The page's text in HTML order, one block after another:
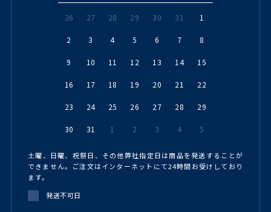
26 27 28 29 30 31 1
2 3 4 5 6 7 8
9 10 11 12 13 14 15
16 17 18 19 20 21 22
23 24 25 26 27 28 29
30 31 1 2 3 4 5
土曜、日曜、祝祭日、その他弊社指定日は商品を発送することが
できません。ご注文はインターネットにて24時間お受けしており
ます。
発送不可日